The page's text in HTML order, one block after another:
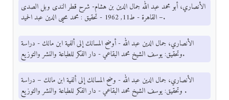
الأنصاري، أبو محمد عبد الله جمال الدين بن هشام- شرح قطر الندى وبل الصدى
– القاهرة - ط11, 1962 - تحقيق : محمد محيى الدين عبد الحميد.
الأنصاري، جمال الدين عبد الله - أوضح المسالك إلى ألفية ابن مالك - دراسة
وتحقيق: يوسف الشيخ محمد البقاعي - دار الفكر للطباعة والنشر والتوزيع.
الأنصاري، جمال الدين عبد الله - وضح المسالك إلى ألفية ابن مالك – دراسة
وتحقيق: يوسف الشيخ محمد البقاعي - دار الفكر للطباعة والنشر والتوزيع .